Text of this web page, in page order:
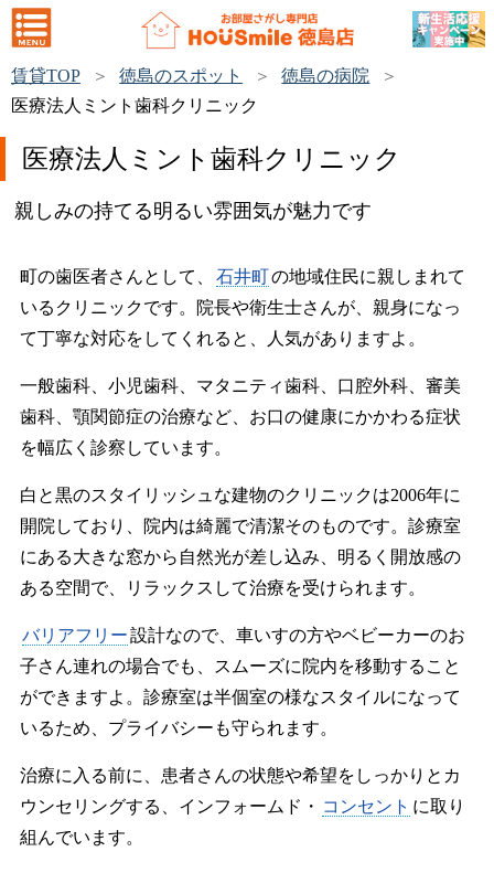
賃貸TOP 徳島のスポット
徳島の病院
医療法人ミント歯科クリニック
医療法人ミント歯科クリニック
親しみの持てる明るい雰囲気が魅力です
町の歯医者さんとして、 石井町の地域住民に親しまれて
いるクリニックです。院長や衛生士さんが、親身になっ
て丁寧な対応をしてくれると、人気がありますよ。
一般歯科、小児歯科、マタニティ歯科、口腔外科、審美
歯科、顎関節症の治療など、お口の健康にかかわる症状
を幅広く診察しています。
白と黒のスタイリッシュな建物のクリニックは2006年に
開院しており、院内は綺麗で清潔そのものです。診療室
にある大きな窓から自然光が差し込み、明るく開放感の
ある空間で、リラックスして治療を受けられます。
バリアフリー設計なので、車いすの方やベビーカーのお
子さん連れの場合でも、スムーズに院内を移動すること
ができますよ。診療室は半個室の様なスタイルになって
いるため、プライバシーも守られます。
治療に入る前に、患者さんの状態や希望をしっかりとカ
ウンセリングする、インフォームド・ コンセント に取り
組んでいます。